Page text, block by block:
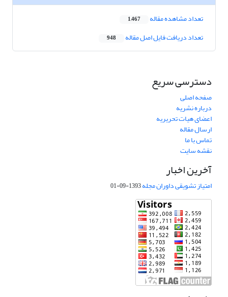
تعداد مشاهده مقاله 1,467
تعداد دریافت فایل اصل مقاله 948
دسترسی سریع
صفحه اصلی
درباره نشریه
اعضای هیات تحریریه
ارسال مقاله
تماس با ما
نقشه سایت
آخرین اخبار
امتیاز تشویقی داوران مجله1393-09-01